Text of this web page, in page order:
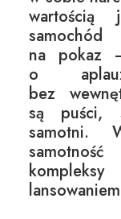
na pokaz
o
bez
są puści,
samotni.